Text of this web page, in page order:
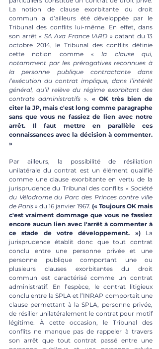
La notion de clause exorbitante du droit
commun a d’ailleurs été développée par le
Tribunal des conflits lui-même. En effet, dans
son arrêt « SA Axa France IARD » datant du 13
octobre 2014, le Tribunal des conflits définie
cette notion comme « la clause qui,
notamment par les prérogatives reconnues à
la personne publique contractante dans
l’exécution du contrat implique, dans l’intérêt
général, qu’il relève du régime exorbitant des
contrats administratifs ». « OK très bien de
citer la JP, mais c'est long comme paragraphe
sans que vous ne fassiez de lien avec notre
arrêt. Il faut mettre en parallèle ces
connaissances avec la décision à commenter.
»
Par ailleurs, la possibilité de résiliation
unilatérale du contrat est un élément qualifié
comme une clause exorbitante en vertu de la
jurisprudence du Tribunal des conflits « Société
du Vélodrome du Parc des Princes contre ville
de Paris » du 16 janvier 1967. (« Toujours OK mais
c'est vraiment dommage que vous ne fassiez
encore aucun lien avec l'arrêt à commenter à
ce stade de votre développement. ») La
jurisprudence établit donc que tout contrat
conclu entre une personne privée et une
personne publique comportant une ou
plusieurs clauses exorbitantes du droit
commun est caractérisé comme un contrat
administratif. En l’espèce, le contrat litigieux
conclu entre la SPLA et l’INRAP comportait une
clause permettant à la SPLA, personne privée,
de résilier unilatéralement le contrat pour motif
légitime. À cette occasion, le Tribunal des
conflits ne manque pas de rappeler à travers
son arrêt que tout contrat passé entre une